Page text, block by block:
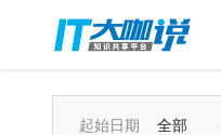
起始日期 全部